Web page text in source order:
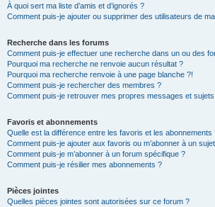
À quoi sert ma liste d’amis et d’ignorés ?
Comment puis-je ajouter ou supprimer des utilisateurs de ma
Recherche dans les forums
Comment puis-je effectuer une recherche dans un ou des
Pourquoi ma recherche ne renvoie aucun résultat ?
Pourquoi ma recherche renvoie à une page blanche ?!
Comment puis-je rechercher des membres ?
Comment puis-je retrouver mes propres messages et
Favoris et abonnements
Quelle est la différence entre les favoris et les abonnements
Comment puis-je ajouter aux favoris ou m’abonner à un
Comment puis-je m’abonner à un forum spécifique ?
Comment puis-je résilier mes abonnements ?
Pièces jointes
Quelles pièces jointes sont autorisées sur ce forum ?